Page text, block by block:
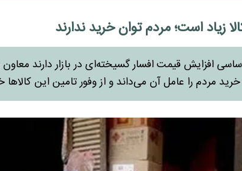
زیاد است؛ مردم توان خرید ندارند
افزایش قیمت افسار گسیخته‌ای در بازار دارند
مردم را عامل آن می‌داند و از وفور تامین این کالاها